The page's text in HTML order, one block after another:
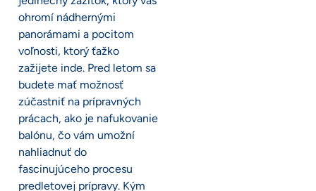
ohromí nádhernými
panorámami a pocitom
voľnosti, ktorý ťažko
zažijete inde. Pred letom sa
budete mať možnosť
zúčastniť na prípravných
prácach, ako je nafukovanie
balónu, čo vám umožní
nahliadnuť do
fascinujúceho procesu
predletovej prípravy. Kým